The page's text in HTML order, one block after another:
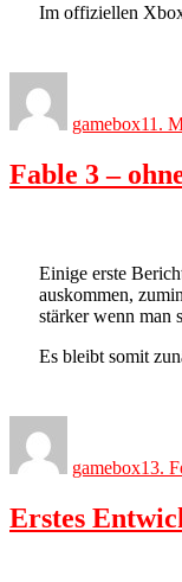
Im offiziellen
gamebox11.
Fable 3 –
Einige erste
auskommen,
stärker wenn man
Es bleibt somit
gamebox13.
Erstes